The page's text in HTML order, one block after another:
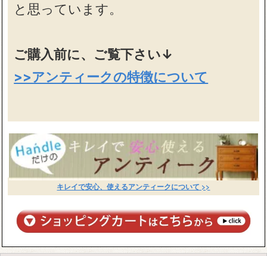
と思っています。
ご購入前に、ご覧下さい↓
>>アンティークの特徴について
キレイで安心、使えるアンティークについて >>